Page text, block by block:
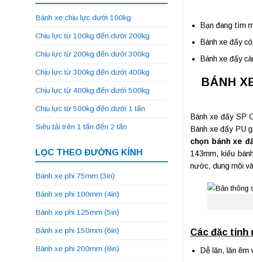
Bánh xe chịu lực dưới 100kg
Chịu lực từ 100kg đến dưới 200kg
Chịu lực từ 200kg đến dưới 300kg
Chịu lực từ 300kg đến dưới 400kg
Chịu lực từ 400kg đến dưới 500kg
Chịu lực từ 500kg đến dưới 1 tấn
Siêu tải trên 1 tấn đến 2 tấn
LỌC THEO ĐƯỜNG KÍNH
Bánh xe phi 75mm (3in)
Bánh xe phi 100mm (4in)
Bánh xe phi 125mm (5in)
Bánh xe phi 150mm (6in)
Bánh xe phi 200mm (8in)
Bạn đang tìm
Bánh xe đẩy
Bánh xe đẩy
BÁNH
Bánh xe đẩy SP
Bánh xe đẩy PU
chọn bánh xe
143mm, kiểu
nước, dung môi
Các đặc tính
Dễ lăn, lăn êm